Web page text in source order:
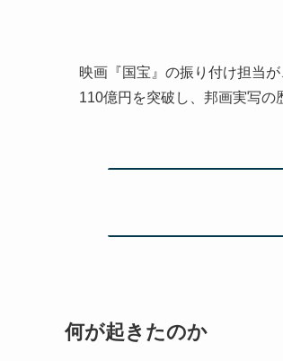
映画『国宝』の振り付け担当
110億円を突破し、邦画実写の
何が起きたのか